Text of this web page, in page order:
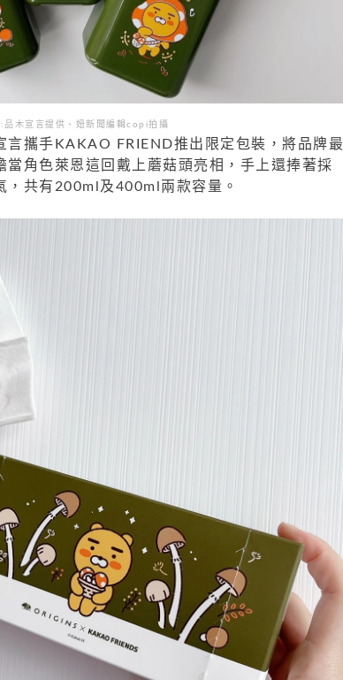
木宣言提供、妞新聞編輯copi拍攝
言攜手KAKAO FRIEND推出限定包裝，將品牌最
當角色萊恩這回戴上蘑菇頭亮相，手上還捧著採
，共有200ml及400ml兩款容量。